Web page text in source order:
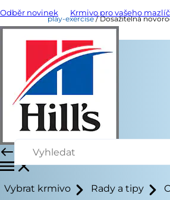
Odběr novinek Krmivo pro vašeho
Vybrat krmivo Rady a tipy
play-exercise Dosažitelná